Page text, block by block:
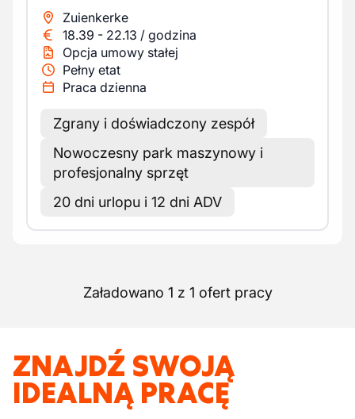
Zuienkerke
18.39 - 22.13 / godzina
Opcja umowy stałej
Pełny etat
Praca dzienna
Zgrany i doświadczony zespół
Nowoczesny park maszynowy i
profesjonalny sprzęt
20 dni urlopu i 12 dni ADV
Załadowano 1 z 1 ofert pracy
ZNAJDŹ SWOJĄ
IDEALNĄ PRACĘ